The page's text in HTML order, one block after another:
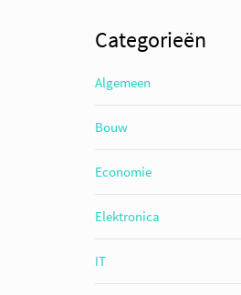
Categorieën
Algemeen
Bouw
Economie
Elektronica
IT